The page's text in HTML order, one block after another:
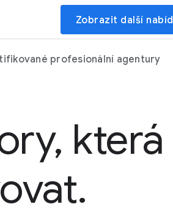
profesionální agentury
Zobrazit další